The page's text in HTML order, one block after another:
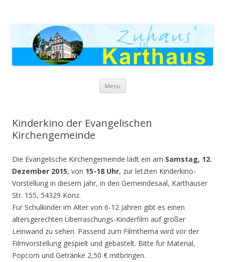
Menu Skip to content
Kinderkino der Evangelischen
Kirchengemeinde
Die Evangelische Kirchengemeinde lädt ein am Samstag, 12.
Dezember 2015, von 15-18 Uhr, zur letzten Kinderkino-
Vorstellung in diesem Jahr, in den Gemeindesaal, Karthäuser
Str. 155, 54329 Konz.
Für Schulkinder im Alter von 6-12 Jahren gibt es einen
altersgerechten Überraschungs-Kinderfilm auf großer
Leinwand zu sehen. Passend zum Filmthema wird vor der
Filmvorstellung gespielt und gebastelt. Bitte für Material,
Popcorn und Getränke 2,50 € mitbringen.